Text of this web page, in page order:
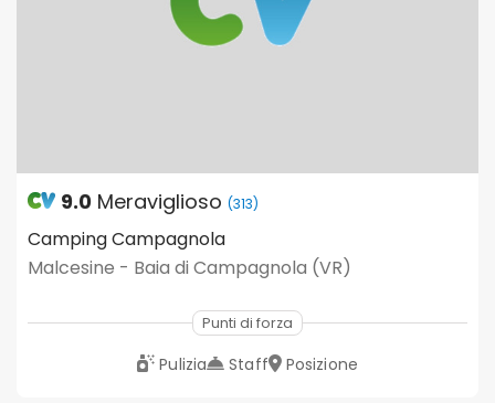
9.0 Meraviglioso (313)
Camping Campagnola
Malcesine - Baia di Campagnola (VR)
Punti di forza
Pulizia Staff Posizione